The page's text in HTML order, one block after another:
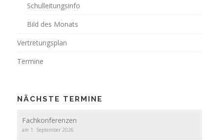
Schulleitungsinfo
Bild des Monats
Vertretungsplan
Termine
NÄCHSTE TERMINE
Fachkonferenzen
am 1. September 2026